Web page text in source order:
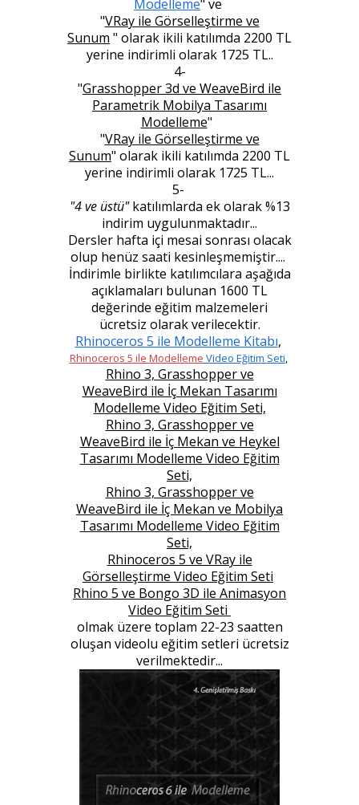
Modelleme" ve
"VRay ile Görselleştirme ve
Sunum " olarak ikili katılımda 2200 TL
yerine indirimli olarak 1725 TL..
4-
"Grasshopper 3d ve WeaveBird ile
Parametrik Mobilya Tasarımı
Modelleme"
"VRay ile Görselleştirme ve
Sunum" olarak ikili katılımda 2200 TL
yerine indirimli olarak 1725 TL...
5-
"4 ve üstü"katılımlarda ek olarak %13
indirim uygulunmaktadır...
Dersler hafta içi mesai sonrası olacak
olup henüz saati kesinleşmemiştir....
İndirimle birlikte katılımcılara aşağıda
açıklamaları bulunan 1600 TL
değerinde eğitim malzemeleri
ücretsiz olarak verilecektir.
Rhinoceros 5 ile Modelleme Kitabı,
Rhinoceros 5 ile Modelleme Video Eğitim Seti,
Rhino 3, Grasshopper ve
WeaveBird ile İç Mekan Tasarımı
Modelleme Video Eğitim Seti,
Rhino 3, Grasshopper ve
WeaveBird ile İç Mekan ve Heykel
Tasarımı Modelleme Video Eğitim
Seti,
Rhino 3, Grasshopper ve
WeaveBird ile İç Mekan ve Mobilya
Tasarımı Modelleme Video Eğitim
Seti,
Rhinoceros 5 ve VRay ile
Görselleştirme Video Eğitim Seti
Rhino 5 ve Bongo 3D ile Animasyon
Video Eğitim Seti
olmak üzere toplam 22-23 saatten
oluşan videolu eğitim setleri ücretsiz
verilmektedir...